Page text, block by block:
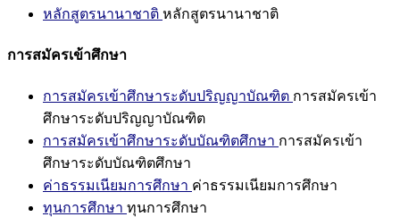
หลักสูตรนานาชาติ หลักสูตรนานาชาติ
การสมัครเข้าศึกษา
การสมัครเข้าศึกษาระดับปริญญาบัณฑิต การสมัครเข้า
ศึกษาระดับปริญญาบัณฑิต
การสมัครเข้าศึกษาระดับบัณฑิตศึกษา การสมัครเข้า
ศึกษาระดับบัณฑิตศึกษา
ค่าธรรมเนียมการศึกษา ค่าธรรมเนียมการศึกษา
ทุนการศึกษา ทุนการศึกษา